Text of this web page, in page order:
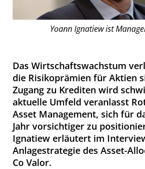
Yoann Ignatiew ist
Das Wirtschaftswachstum
die Risikoprämien für Aktien
Zugang zu Krediten wird
aktuelle Umfeld veranlasst
Asset Management, sich für
Jahr vorsichtiger zu
Ignatiew erläutert im
Anlagestrategie des Asset-
Co Valor.